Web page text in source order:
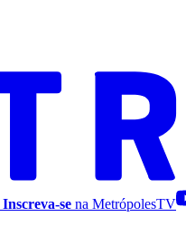
Inscreva-se na MetrópolesTV